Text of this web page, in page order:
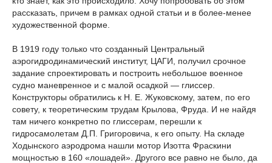
рассказать, причем в рамках одной статьи и в более-менее
художественной форме.
В 1919 году только что созданный Центральный
аэрогидродинамический институт, ЦАГИ, получил срочное
задание спроектировать и построить небольшое военное
судно маневренное и с малой осадкой — глиссер.
Конструкторы обратились к Н. Е. Жуковскому, затем, по его
совету, к теоретическим трудам Крылова, Фруда. И не найдя
там ничего конкретно по глиссерам, перешли к
гидросамолетам Д.П. Григоровича, к его опыту. На складе
Ходынского аэродрома нашли мотор Изотта Фраскини
мощностью в 160 «лошадей». Другого все равно не было, да